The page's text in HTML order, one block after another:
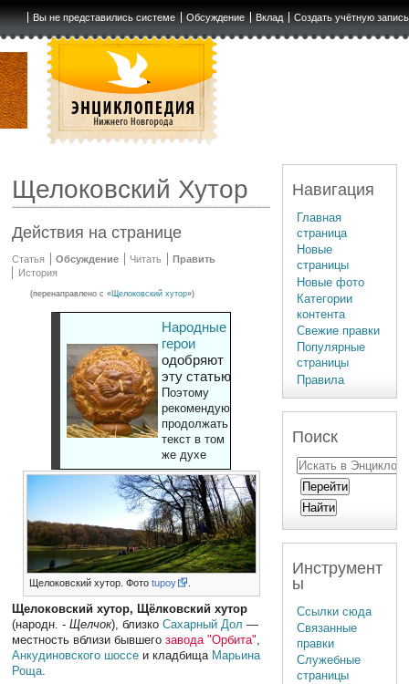
Вы не представились системе Обсуждение Вклад Создать учётную запись
Щелоковский Хутор
Действия на странице
Статья Обсуждение Читать
Править
История
(перенаправлено с «Щелоковский хутор»)
Народные
герои
одобряют
эту статью
Поэтому
рекомендуют
продолжать
текст в том
же духе
Щелоковский хутор. Фото tupoy
Щелоковский хутор, Щёлковский хутор
(народн. -Щелчок), близкоСахарный Дол —
местность вблизи бывшегозавода "Орбита",
Анкудиновского шоссе и кладбища Марьина
Роща.
Навигация
Главная
страница
Новые
страницы
Новые фото
Категории
контента
Свежие правки
Популярные
страницы
Правила
Поиск
Инструмент
ы
Ссылки сюда
Связанные
правки
Служебные
страницы